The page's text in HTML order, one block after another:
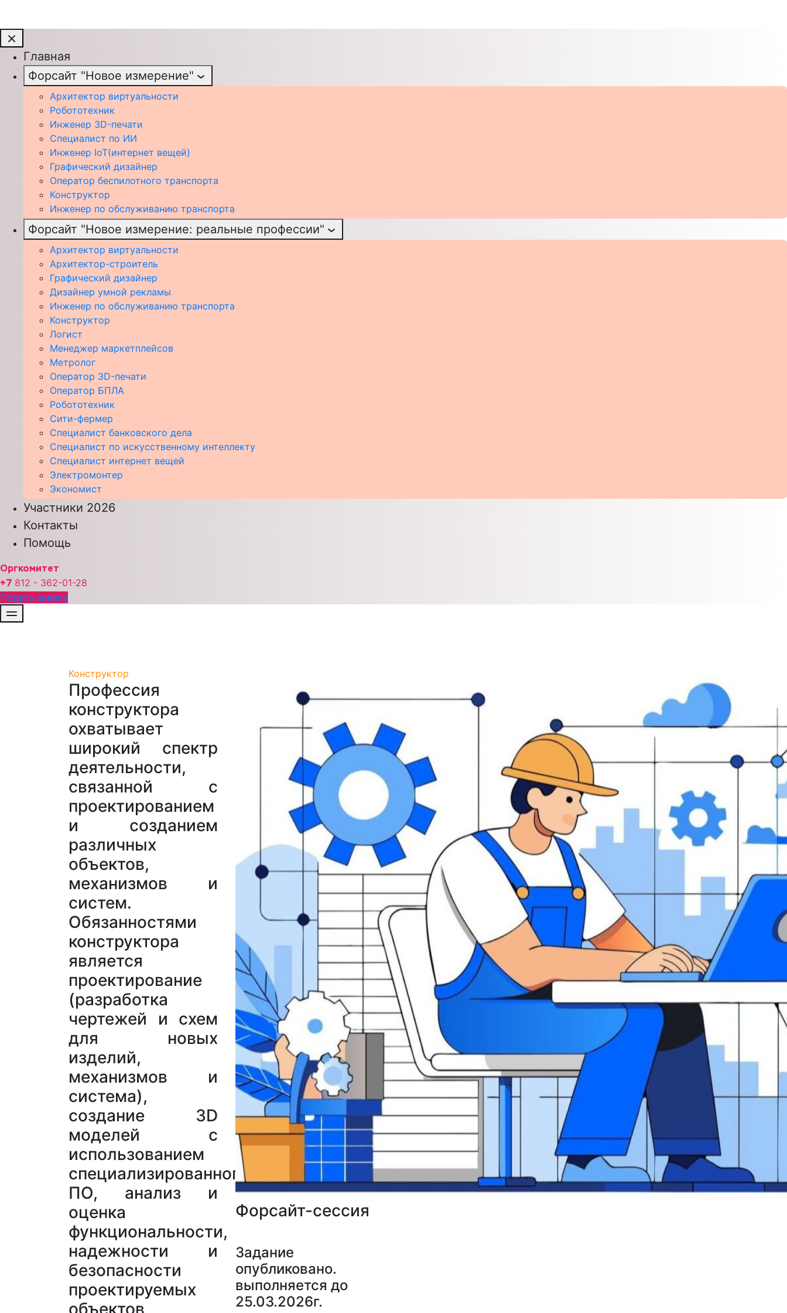
Главная
Форсайт "Новое измерение"
Архитектор виртуальности
Робототехник
Инженер 3D-печати
Специалист по ИИ
Инженер IoT(интернет вещей)
Графический дизайнер
Оператор беспилотного транспорта
Конструктор
Инженер по обслуживанию транспорта
Форсайт "Новое измерение: реальные профессии"
Архитектор виртуальности
Архитектор-строитель
Графический дизайнер
Дизайнер умной рекламы
Инженер по обслуживанию транспорта
Конструктор
Логист
Менеджер маркетплейсов
Метролог
Оператор 3D-печати
Оператор БПЛА
Робототехник
Сити-фермер
Специалист банковского дела
Специалист по искусственному интеллекту
Специалист интернет вещей
Электромонтер
Экономист
Участники 2026
Контакты
Помощь
Оргкомитет
+7 812 - 362-01-28
Подать заявку
Конструктор
Профессия
конструктора
охватывает
широкий спектр
деятельности,
связанной с
проектированием
и созданием
различных
объектов,
механизмов и
систем.
Обязанностями
конструктора
является
проектирование
(разработка
чертежей и схем
для новых
изделий,
механизмов и
система),
создание 3D
моделей с
использованием
специализированного
ПО, анализ и
оценка
функциональности,
надежности и
безопасности
проектируемых
Форсайт-сессия
Задание
опубликовано.
выполняется до
25.03.2026г.